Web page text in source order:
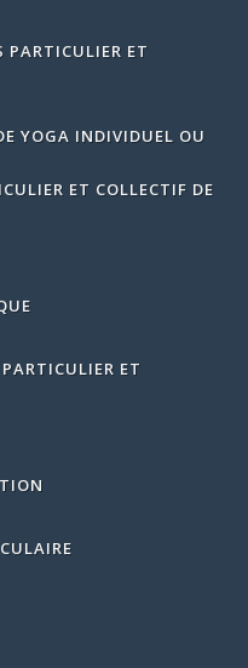
PARTICULIER ET
YOGA INDIVIDUEL OU
ET COLLECTIF DE
ET